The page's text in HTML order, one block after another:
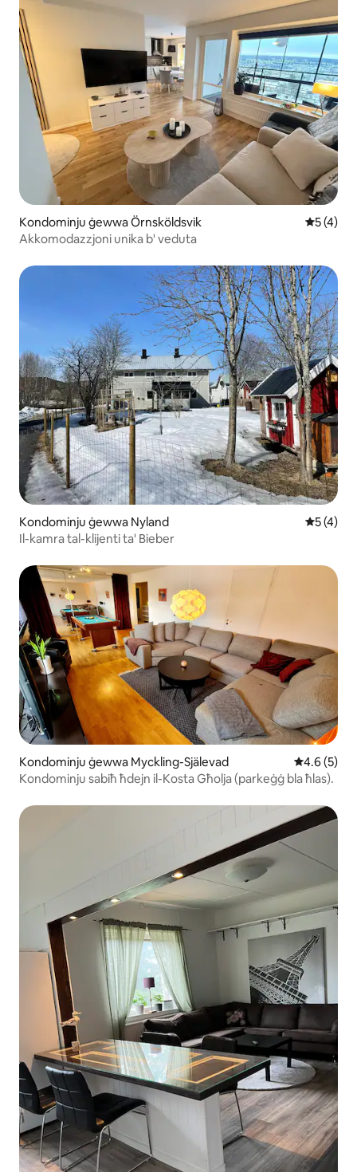
Kondominju ġewwa Örnsköldsvik Rating
5 (4)
Akkomodazzjoni unika b' veduta
Kondominju ġewwa Nyland Rating
5 (4)
Il-kamra tal-klijenti ta' Bieber
Kondominju ġewwa Myckling-Själevad Rating
4.6 (5)
Kondominju sabiħ ħdejn il-Kosta Għolja (parkeġġ bla ħlas).